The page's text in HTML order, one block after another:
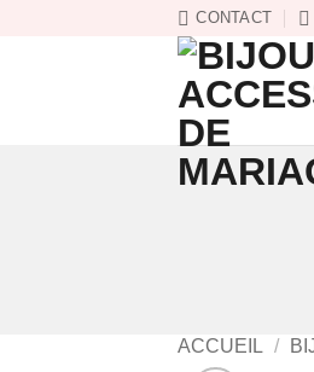
CONTACT
ACCUEIL /